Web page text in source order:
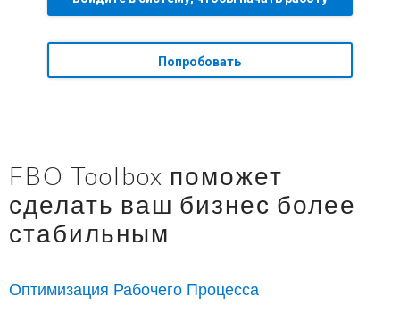
Попробовать
FBO Toolbox поможет
сделать ваш бизнес более
стабильным
Оптимизация Рабочего Процесса